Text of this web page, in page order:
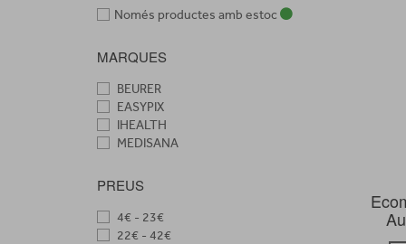
Només productes amb estoc
MARQUES
BEURER
EASYPIX
IHEALTH
MEDISANA
PREUS
4€ - 23€
22€ - 42€